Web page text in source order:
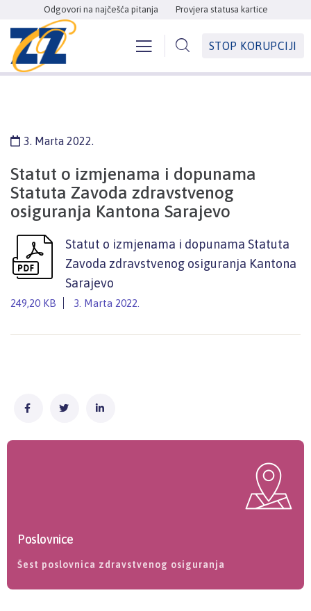
Odgovori na najčešća pitanja Provjera statusa kartice
STOP KORUPCIJI
3. Marta 2022.
Statut o izmjenama i dopunama
Statuta Zavoda zdravstvenog
osiguranja Kantona Sarajevo
Statut o izmjenama i dopunama Statuta
Zavoda zdravstvenog osiguranja Kantona
Sarajevo
249,20 KB 3. Marta 2022.
Poslovnice
Šest poslovnica zdravstvenog osiguranja